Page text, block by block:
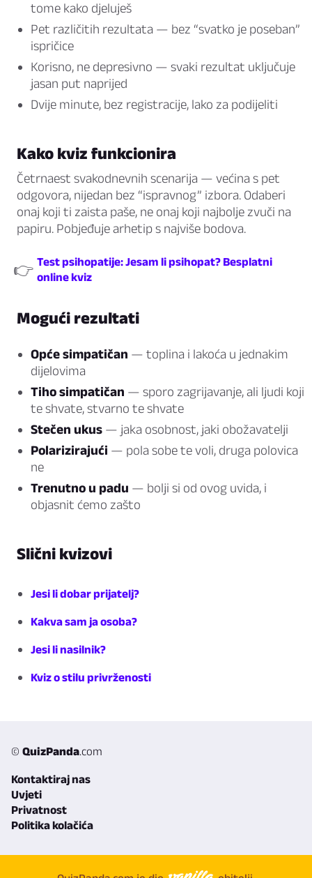
tome kako djeluješ
Pet različitih rezultata — bez “svatko je poseban”
ispričice
Korisno, ne depresivno — svaki rezultat uključuje
jasan put naprijed
Dvije minute, bez registracije, lako za podijeliti
Kako kviz funkcionira
Četrnaest svakodnevnih scenarija — većina s pet
odgovora, nijedan bez “ispravnog” izbora. Odaberi
onaj koji ti zaista paše, ne onaj koji najbolje zvuči na
papiru. Pobjeđuje arhetip s najviše bodova.
👉 Test psihopatije: Jesam li psihopat? Besplatni
online kviz
Mogući rezultati
Opće simpatičan — toplina i lakoća u jednakim
dijelovima
Tiho simpatičan — sporo zagrijavanje, ali ljudi koji
te shvate, stvarno te shvate
Stečen ukus — jaka osobnost, jaki obožavatelji
Polarizirajući — pola sobe te voli, druga polovica
ne
Trenutno u padu — bolji si od ovog uvida, i
objasnit ćemo zašto
Slični kvizovi
Jesi li dobar prijatelj?
Kakva sam ja osoba?
Jesi li nasilnik?
Kviz o stilu privrženosti
© QuizPanda.com
Kontaktiraj nas
Uvjeti
Privatnost
Politika kolačića